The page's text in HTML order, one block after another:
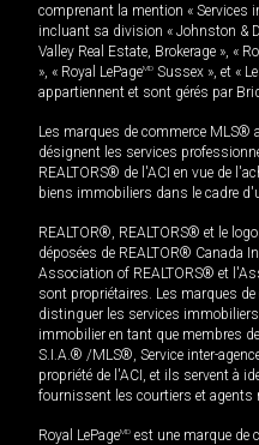
comprenant la mention « Services
incluant sa division « Johnston &
Valley Real Estate, Brokerage », «
», « Royal LePageMD Sussex », et «
appartiennent et sont gérés par
Les marques de commerce
désignent les services
REALTORS® de l'ACI en vue de
biens immobiliers dans le cadre
REALTOR®, REALTORS® et le
déposées de REALTOR® Canada
Association of REALTORS® et
sont propriétaires. Les marques
distinguer les services
immobilier en tant que membres
S.I.A.® /MLS®, Service inter-
propriété de l'ACI, et ils servent à
fournissent les courtiers et agents
Royal LePageMD est une marque de